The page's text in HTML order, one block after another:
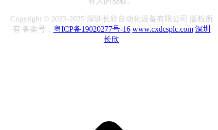
Copyright © 2023-2025 深圳长欣自动化设备有限公司 版权所
有 备案号： 粤ICP备19020277号-16 www.cxdcsplc.com 深圳
长欣